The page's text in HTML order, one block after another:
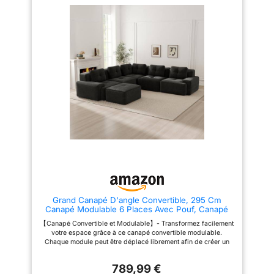
Grand Canapé D'angle Convertible, 295 Cm
Canapé Modulable 6 Places Avec Pouf, Canapé
D'angle En U, Canapé Confortable En Velours
Côtelé Effet Nuage, Combinaisons Libres, Aucun
Montage Requis, Noir
【Canapé Convertible et Modulable】- Transformez facilement
votre espace grâce à ce canapé convertible modulable.
Chaque module peut être déplacé librement afin de créer un
Sans Montage】- Livré sous emballage compressé pour un
789,99 €